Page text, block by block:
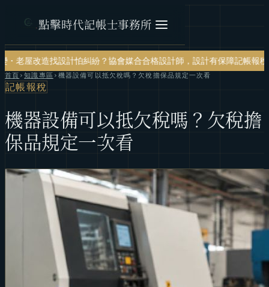
點擊時代記帳士事務所
怕糾紛？協會媒合合格設計師，設計有保障記帳報稅・節稅規劃・帳
首頁 ›知識專區 › 機器設備可以抵欠稅嗎？欠稅擔保品規定一次看
記帳報稅
機器設備可以抵欠稅嗎？欠稅擔
保品規定一次看